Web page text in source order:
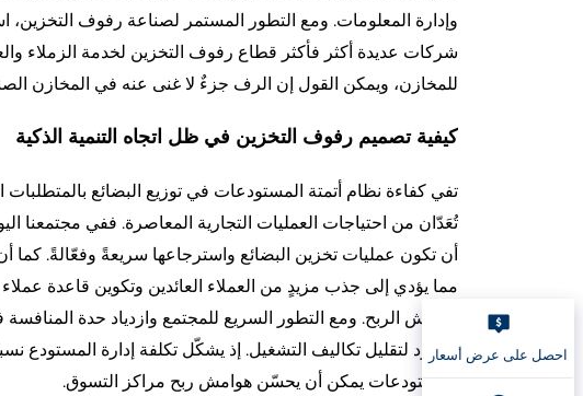
وإدارة المعلومات. ومع التطور المستمر لصناعة رفوف
شركات عديدة أكثر فأكثر قطاع رفوف التخزين لخدمة الزملاء
للمخازن، ويمكن القول إن الرف جزءٌ لا غنى عنه في المخازن
كيفية تصميم رفوف التخزين في ظل اتجاه التنمية الذكية
تفي كفاءة نظام أتمتة المستودعات في توزيع البضائع
تُعَدّان من احتياجات العمليات التجارية المعاصرة. ففي مجتمعنا
أن تكون عمليات تخزين البضائع واسترجاعها سريعةً وفعّالةً. كما
مما يؤدي إلى جذب مزيدٍ من العملاء العائدين وتكوين قاعدة عملاء
هوامش الربح. ومع التطور السريع للمجتمع وازدياد حدة
الجهود لتقليل تكاليف التشغيل. إذ يشكّل تكلفة إدارة المستودع
المستودعات يمكن أن يحسّن هوامش ربح مراكز التسوق.
احصل على عرض أسعار